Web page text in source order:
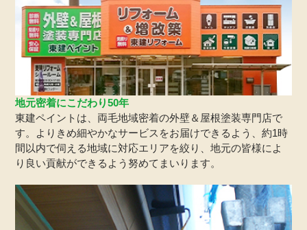
地元密着にこだわり50年
東建ペイントは、両毛地域密着の外壁＆屋根塗装専門店で
す。よりきめ細やかなサービスをお届けできるよう、約1時
間以内で伺える地域に対応エリアを絞り、地元の皆様によ
り良い貢献ができるよう努めてまいります。